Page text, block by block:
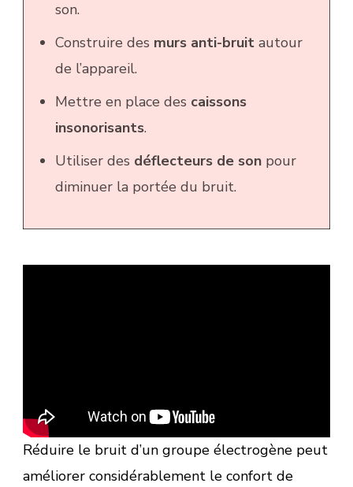
son.
Construire des murs anti-bruitautour
de l’appareil.
Mettre en place des caissons
insonorisants.
Utiliser des déflecteurs de sonpour
diminuer la portée du bruit.
Réduire le bruit d’un groupe électrogène peut
améliorer considérablement le confort de